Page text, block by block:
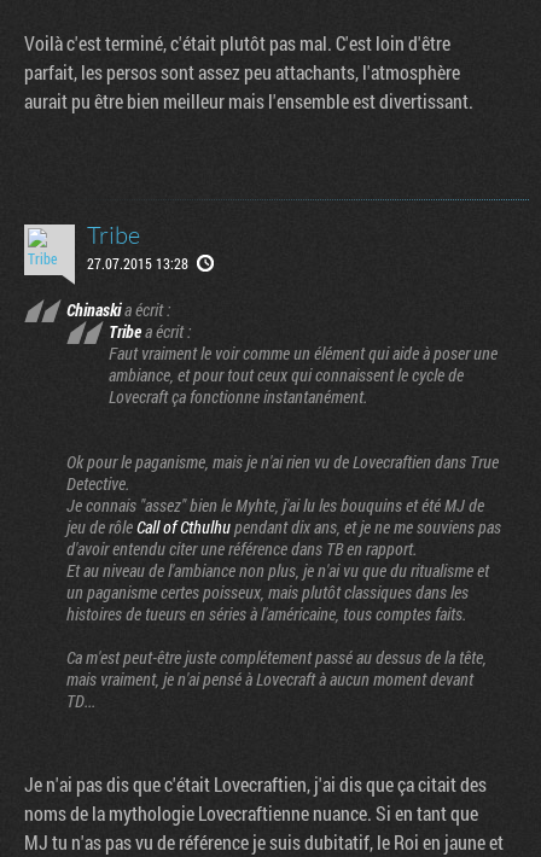
Voilà c'est terminé, c'était plutôt pas mal. C'est loin d'être
parfait, les persos sont assez peu attachants, l'atmosphère
aurait pu être bien meilleur mais l'ensemble est divertissant.
Tribe
27.07.2015 13:28
Chinaskia écrit :
Tribea écrit :
Faut vraiment le voir comme un élément qui aide à poser une
ambiance, et pour tout ceux qui connaissent le cycle de
Lovecraft ça fonctionne instantanément.
Ok pour le paganisme, mais je n'ai rien vu de Lovecraftien dans True
Detective.
Je connais "assez" bien le Myhte, j'ai lu les bouquins et été MJ de
jeu de rôleCall of Cthulhupendant dix ans, et je ne me souviens pas
d'avoir entendu citer une référence dans TB en rapport.
Et au niveau de l'ambiance non plus, je n'ai vu que du ritualisme et
un paganisme certes poisseux, mais plutôt classiques dans les
histoires de tueurs en séries à l'américaine, tous comptes faits.
Ca m'est peut-être juste complétement passé au dessus de la tête,
mais vraiment, je n'ai pensé à Lovecraft à aucun moment devant
TD...
Je n'ai pas dis que c'était Lovecraftien, j'ai dis que ça citait des
noms de la mythologie Lovecraftienne nuance. Si en tant que
MJ tu n'as pas vu de référence je suis dubitatif, le Roi en jaune et